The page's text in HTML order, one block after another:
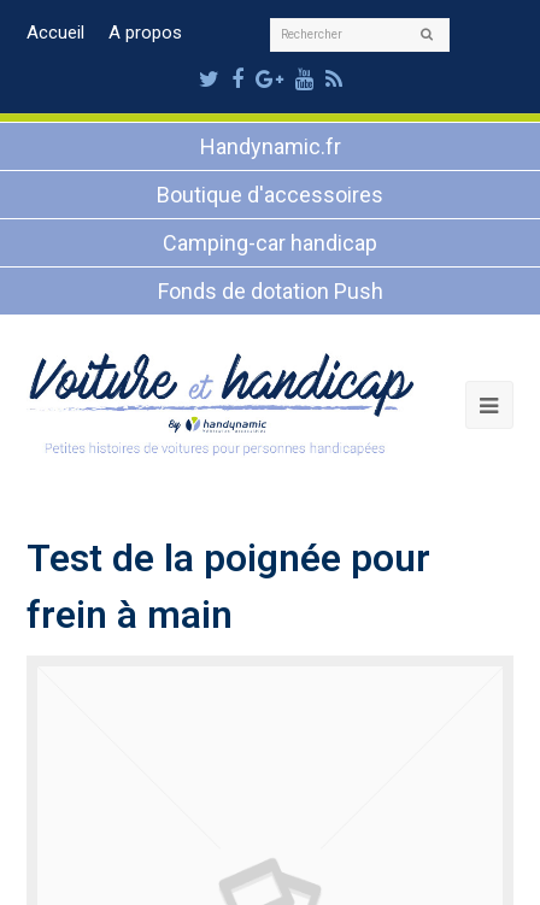
Accueil A propos Rechercher
Twitter
Facebook
Google
Plus
Youtube
RSS
Handynamic.fr
Boutique d'accessoires
Camping-car handicap
Fonds de dotation Push
Test de la poignée pour
frein à main